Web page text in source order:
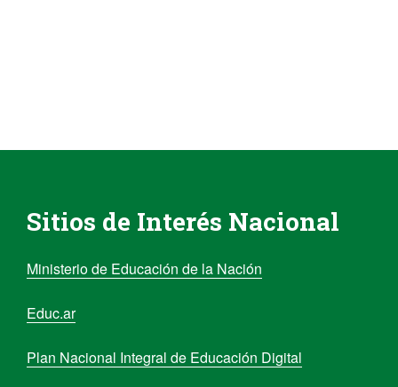
Sitios de Interés Nacional
Ministerio de Educación de la Nación
Educ.ar
Plan Nacional Integral de Educación Digital